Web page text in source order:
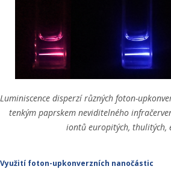
Luminiscence disperzí různých foton-
tenkým paprskem neviditelného
iontů europitých, thulitých,
Využití foton-upkonverzních nanočástic